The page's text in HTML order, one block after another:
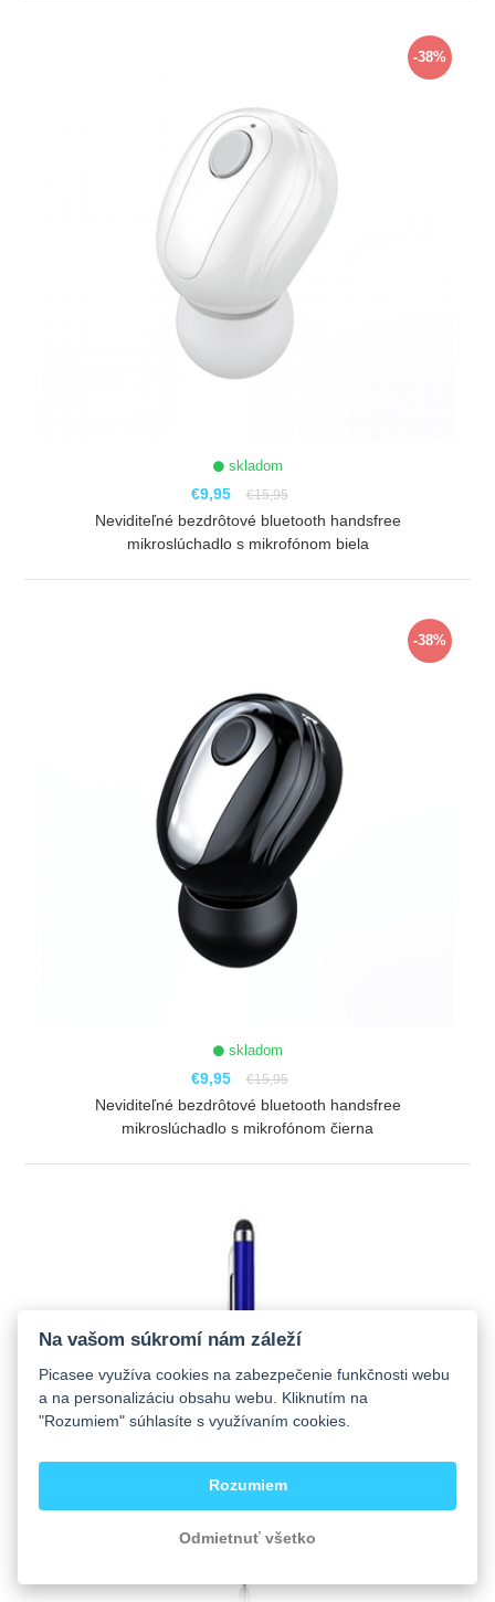
-38%
skladom
€9,95 €15,95
Neviditeľné bezdrôtové bluetooth handsfree
mikroslúchadlo s mikrofónom biela
-38%
skladom
€9,95 €15,95
Neviditeľné bezdrôtové bluetooth handsfree
mikroslúchadlo s mikrofónom čierna
Na vašom súkromí nám záleží
Picasee využíva cookies na zabezpečenie funkčnosti webu
a na personalizáciu obsahu webu. Kliknutím na
"Rozumiem" súhlasíte s využívaním cookies.
Rozumiem
Odmietnuť všetko